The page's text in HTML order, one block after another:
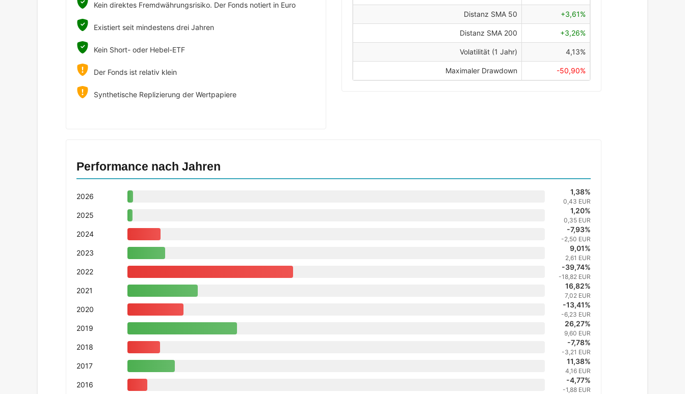
Kein direktes Fremdwährungsrisiko. Der Fonds notiert in Euro
Existiert seit mindestens drei Jahren
Kein Short- oder Hebel-ETF
Der Fonds ist relativ klein
Synthetische Replizierung der Wertpapiere
Distanz SMA 50 +3,61%
Distanz SMA 200 +3,26%
Volatilität (1 Jahr) 4,13%
Maximaler Drawdown -50,90%
Performance nach Jahren
2026 1,38%
0,43 EUR
2025 1,20%
0,35 EUR
2024 -7,93%
-2,50 EUR
2023 9,01%
2,61 EUR
2022 -39,74%
-18,82 EUR
2021 16,82%
7,02 EUR
2020 -13,41%
-6,23 EUR
2019 26,27%
9,60 EUR
2018 -7,78%
-3,21 EUR
2017 11,38%
4,16 EUR
2016 -4,77%
-1,88 EUR